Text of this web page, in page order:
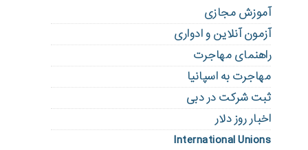
آموزش مجازی
آزمون آنلاین و ادواری
راهنمای مهاجرت
مهاجرت به اسپانیا
ثبت شرکت در دبی
اخبار روز دلار
International Unions